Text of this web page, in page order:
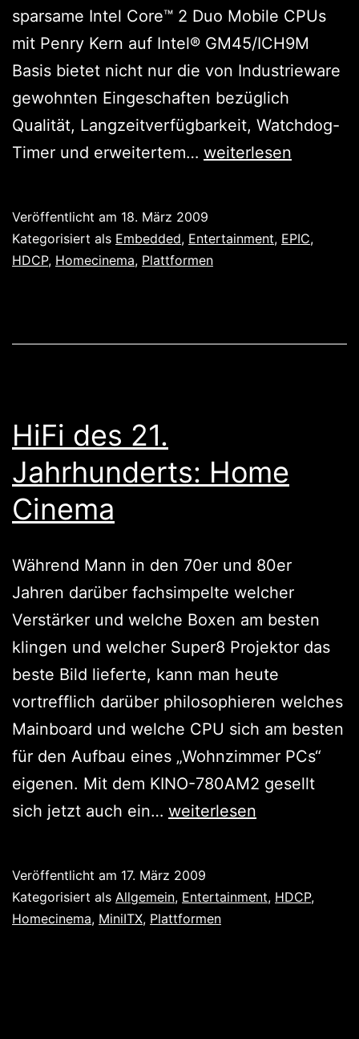
sparsame Intel Core™ 2 Duo Mobile CPUs
mit Penry Kern auf Intel® GM45/ICH9M
Basis bietet nicht nur die von Industrieware
gewohnten Eingeschaften bezüglich
Qualität, Langzeitverfügbarkeit, Watchdog-
Timer und erweitertem… Wohnzimmer,
EPIC
für
System
weiterlesen
Veröffentlicht am 18. März 2009
Kategorisiert als Embedded, Entertainment, EPIC,
HDCP, Homecinema, Plattformen
HiFi des 21.
Jahrhunderts: Home
Cinema
Während Mann in den 70er und 80er
Jahren darüber fachsimpelte welcher
Verstärker und welche Boxen am besten
klingen und welcher Super8 Projektor das
beste Bild lieferte, kann man heute
vortrefflich darüber philosophieren welches
Mainboard und welche CPU sich am besten
für den Aufbau eines „Wohnzimmer PCs“
eigenen. Mit dem KINO-780AM2 gesellt
sich jetzt auch ein… HiFi
Jahrhunderts:
Home
weiterlesen
Veröffentlicht am 17. März 2009
Kategorisiert als Allgemein, Entertainment, HDCP,
Homecinema, MiniITX, Plattformen